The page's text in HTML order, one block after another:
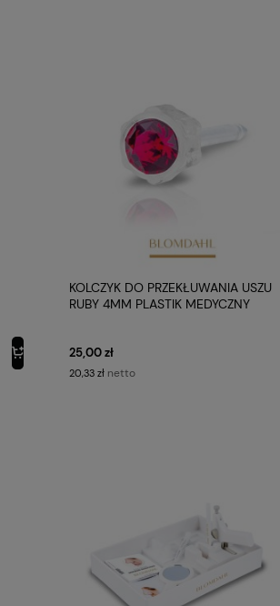
KOLCZYK DO PRZEKŁUWANIA USZU
RUBY 4MM PLASTIK MEDYCZNY
25,00 zł
20,33 zł netto